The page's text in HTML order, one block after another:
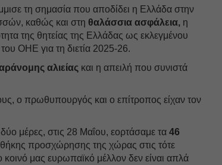
τη σημασία που αποδίδει η Ελλάδα στην
καθώς και στη θαλάσσια ασφάλεια, η
της θητείας της Ελλάδας ως εκλεγμένου
ΟΗΕ για τη διετία 2025-26.
αλιείας και η απειλή που συνιστά
ο πρωθυπουργός και ο επίτροπος είχαν τον
μέρες, στις 28 Μαΐου, εορτάσαμε τα46
προσχώρησης της χώρας στις τότε
κοινό μας ευρωπαϊκό μέλλον δεν είναι απλά